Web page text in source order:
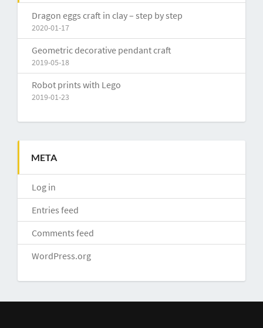
Dragon eggs craft in clay – step by step
2020-01-17
Geometric decorative pendant craft
2019-05-18
Robot prints with Lego
2019-01-23
META
Log in
Entries feed
Comments feed
WordPress.org